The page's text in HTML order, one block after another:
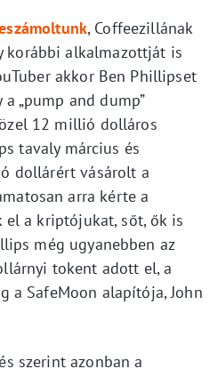
, Coffeezillának
korábbi alkalmazottját is
akkor Ben Phillipset
„pump and dump”
12 millió dolláros
tavaly március és
dollárért vásárolt a
arra kérte a
el a kriptójukat, sőt, ők is
még ugyanebben az
tokent adott el, a
a SafeMoon alapítója, John
szerint azonban a